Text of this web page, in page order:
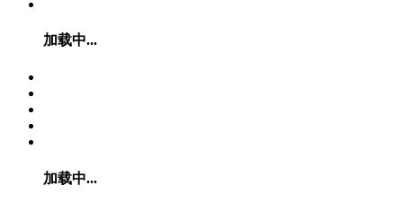
加载中...
加载中...